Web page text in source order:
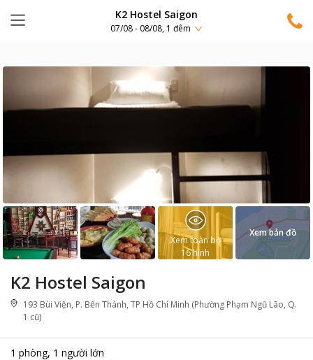
K2 Hostel Saigon
07/08 - 08/08, 1 đêm
K2 Hostel Saigon
193 Bùi Viện, P. Bến Thành, TP Hồ Chí Minh (Phường Phạm Ngũ Lão, Q.
1 cũ)
1 phòng, 1 người lớn
Xem toàn bộ
16 hình
Xem bản đồ